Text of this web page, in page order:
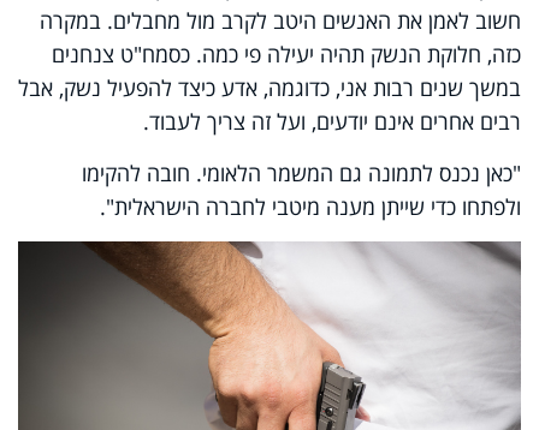
חשוב לאמן את האנשים היטב לקרב מול מחבלים. במקרה
כזה, חלוקת הנשק תהיה יעילה פי כמה. כסמח"ט צנחנים
במשך שנים רבות אני, כדוגמה, אדע כיצד להפעיל נשק, אבל
רבים אחרים אינם יודעים, ועל זה צריך לעבוד.
"כאן נכנס לתמונה גם המשמר הלאומי. חובה להקימו
ולפתחו כדי שייתן מענה מיטבי לחברה הישראלית".